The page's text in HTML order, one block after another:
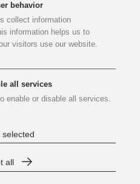
Wasserbau.
SEHEN.
behavior
collect information
information helps us to
visitors use our website.
all services
enable or disable all services.
selected
all